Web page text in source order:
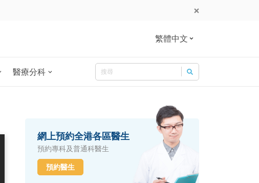
繁體中文
醫療分科
Search for:
Search
網上預約全港各區醫生
預約專科及普通科醫生
預約醫生